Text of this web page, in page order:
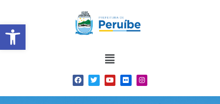
Barra de Ferramentas